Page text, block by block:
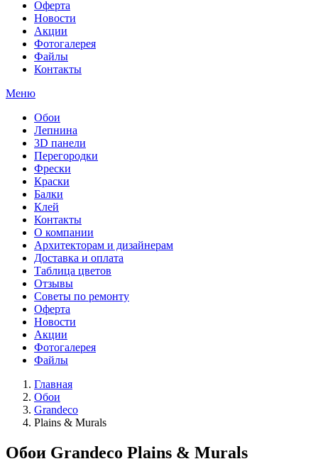
Оферта
Новости
Акции
Фотогалерея
Файлы
Контакты
Меню
Обои
Лепнина
3D панели
Перегородки
Фрески
Краски
Балки
Клей
Контакты
О компании
Архитекторам и дизайнерам
Доставка и оплата
Таблица цветов
Отзывы
Советы по ремонту
Оферта
Новости
Акции
Фотогалерея
Файлы
Главная
Обои
Grandeco
Plains & Murals
Обои Grandeco Plains & Murals